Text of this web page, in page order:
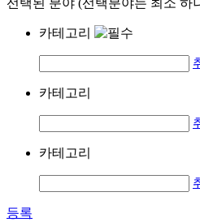
선택된 분야 (선택분야는 최소 하
카테고리
카테고리
카테고리
등록